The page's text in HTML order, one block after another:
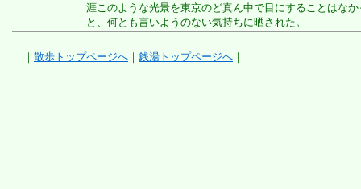
｜ 散歩トップページへ ｜ 銭湯トップページへ ｜
涯このような光景を東京のど真ん中で目にすることはな
と、何とも言いようのない気持ちに晒された。